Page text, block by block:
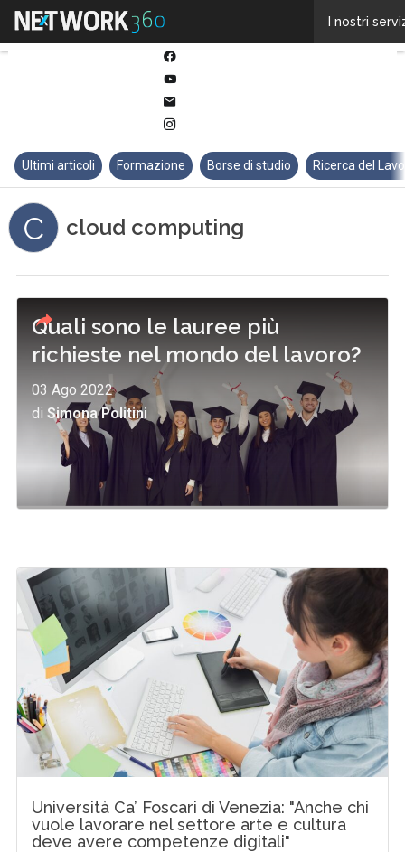
I nostri
Ultimi articoli Formazione Borse di studio Ricerca del
C cloud computing
Quali sono le lauree più
richieste nel mondo del lavoro?
03 Ago 2022
diSimona Politini
Università Ca’ Foscari di Venezia: "Anche chi
vuole lavorare nel settore arte e cultura
deve avere competenze digitali"